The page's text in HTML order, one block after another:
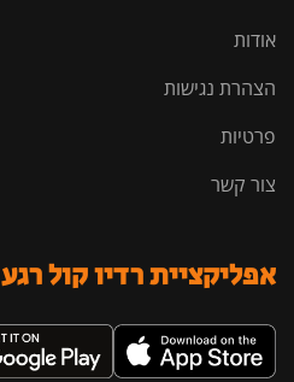
אודות
הצהרת נגישות
פרטיות
צור קשר
אפליקציית רדיו קול רגע